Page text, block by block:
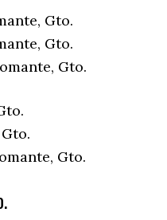
Gto.
Gto.
Gto.
Gto.